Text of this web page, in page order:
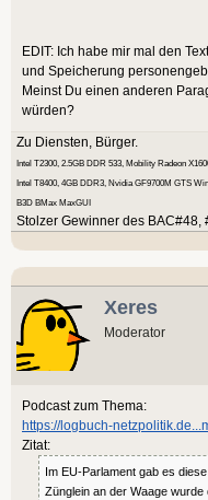
EDIT: Ich habe mir mal den
und Speicherung
Meinst Du einen anderen
würden?
Zu Diensten, Bürger.
Intel T2300, 2.5GB DDR 533, Mobility Radeon
Intel T8400, 4GB DDR3, Nvidia GF9700M GTS
B3D BMax MaxGUI
Stolzer Gewinner des BAC#48,
Xeres
Moderator
Podcast zum Thema:
https://logbuch-
Zitat:
Im EU-Parlament gab es
Zünglein an der Waage